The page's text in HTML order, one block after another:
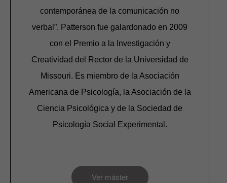
contemporánea de la comunicación no
verbal”. Patterson fue galardonado en 2009
con el Premio a la Investigación y
Creatividad del Rector de la Universidad de
Missouri. Es miembro de la Asociación
Americana de Psicología, la Asociación de la
Ciencia Psicológica y de la Sociedad de
Psicología Social Experimental.
Ver máster